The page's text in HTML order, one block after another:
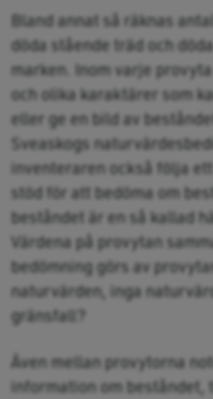
Bland annat så räknas
döda stående träd och
marken. Inom varje
och olika karaktärer som
eller ge en bild av
Sveaskogs
inventeraren också följa
stöd för att bedöma om
beståndet är en så kallad
Värdena på provytan
bedömning görs av
naturvärden, inga
gränsfall?
Även mellan provytorna
information om